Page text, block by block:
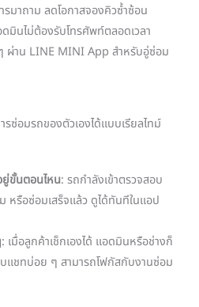
มาถาม ลดโอกาสจองคิวซ้ำซ้อน
มินไม่ต้องรับโทรศัพท์ตลอดเวลา
ผ่าน LINE MINI App สำหรับอู่ซ่อม
ซ่อมรถของตัวเองได้แบบเรียลไทม์
ยู่ขั้นตอนไหน: รถกำลังเข้าตรวจสอบ
หรือซ่อมเสร็จแล้ว ดูได้ทันทีในแอป
: เมื่อลูกค้าเช็กเองได้ แอดมินหรือช่างก็
แชทบ่อย ๆ สามารถโฟกัสกับงานซ่อม